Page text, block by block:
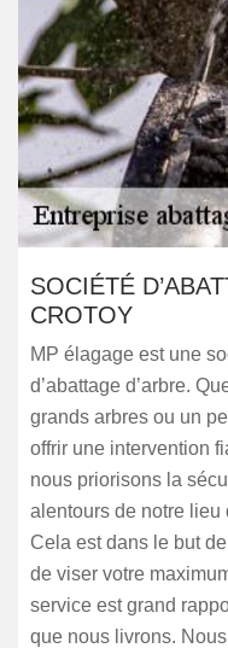
SOCIÉTÉ
CROTOY
MP élagage est une
d’abattage d’arbre.
grands arbres ou un
offrir une intervention
nous priorisons la
alentours de notre lieu
Cela est dans le but
de viser votre
service est grand
que nous livrons.